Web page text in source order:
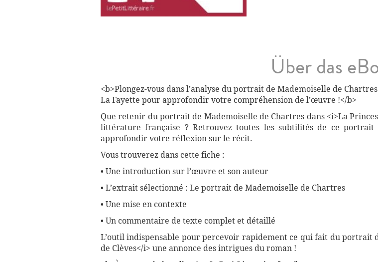
Über das
<b>Plongez-vous dans l’analyse du portrait de Mademoiselle de
La Fayette pour approfondir votre compréhension de l’œuvre !</b>
Que retenir du portrait de Mademoiselle de Chartres dans <i>La
littérature française ? Retrouvez toutes les subtilités de ce
approfondir votre réflexion sur le récit.
Vous trouverez dans cette fiche :
• Une introduction sur l’œuvre et son auteur
• L’extrait sélectionné : Le portrait de Mademoiselle de Chartres
• Une mise en contexte
• Un commentaire de texte complet et détaillé
L’outil indispensable pour percevoir rapidement ce qui fait du portrait
de Clèves</i> une annonce des intrigues du roman !